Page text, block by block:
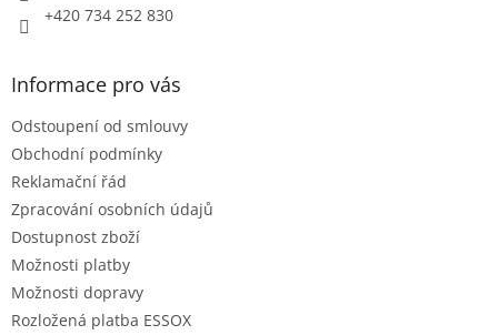
+420 734 252 830
Informace pro vás
Odstoupení od smlouvy
Obchodní podmínky
Reklamační řád
Zpracování osobních údajů
Dostupnost zboží
Možnosti platby
Možnosti dopravy
Rozložená platba ESSOX